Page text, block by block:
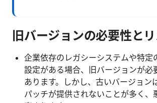
旧バージョンの必要性と
企業依存のレガシーシステムや特定
設定がある場合、旧バージョンが必
あります。しかし、古いバージョン
パッチが提供されないことが多く、